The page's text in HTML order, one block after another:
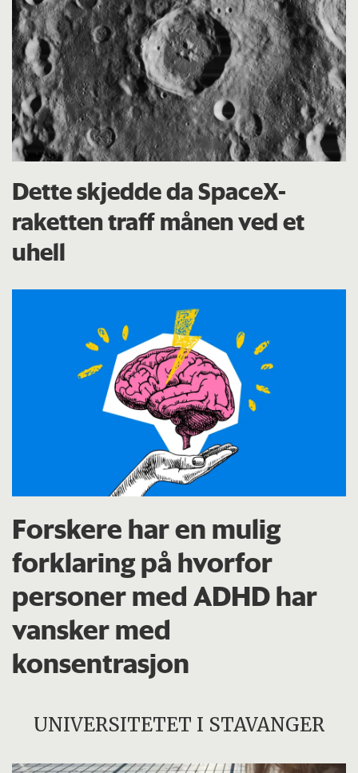
Dette skjedde da SpaceX-
raketten traff månen ved et
uhell
Forskere har en mulig
forklaring på hvorfor
personer med ADHD har
vansker med
konsentrasjon
UNIVERSITETET I STAVANGER